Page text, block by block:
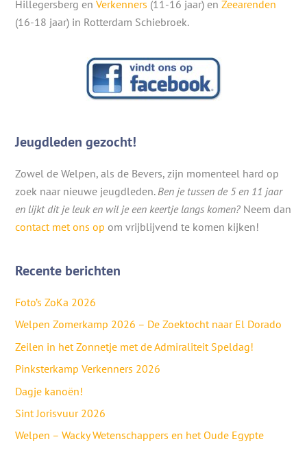
Hillegersberg enVerkenners (11-16 jaar) enZeearenden
(16-18 jaar) in Rotterdam Schiebroek.
Jeugdleden gezocht!
Zowel de Welpen, als de Bevers, zijn momenteel hard op
zoek naar nieuwe jeugdleden. Ben je tussen de 5 en 11 jaar
en lijkt dit je leuk en wil je een keertje langs komen? Neem dan
contact met ons op om vrijblijvend te komen kijken!
Recente berichten
Foto’s ZoKa 2026
Welpen Zomerkamp 2026 – De Zoektocht naar El Dorado
Zeilen in het Zonnetje met de Admiraliteit Speldag!
Pinksterkamp Verkenners 2026
Dagje kanoën!
Sint Jorisvuur 2026
Welpen – Wacky Wetenschappers en het Oude Egypte